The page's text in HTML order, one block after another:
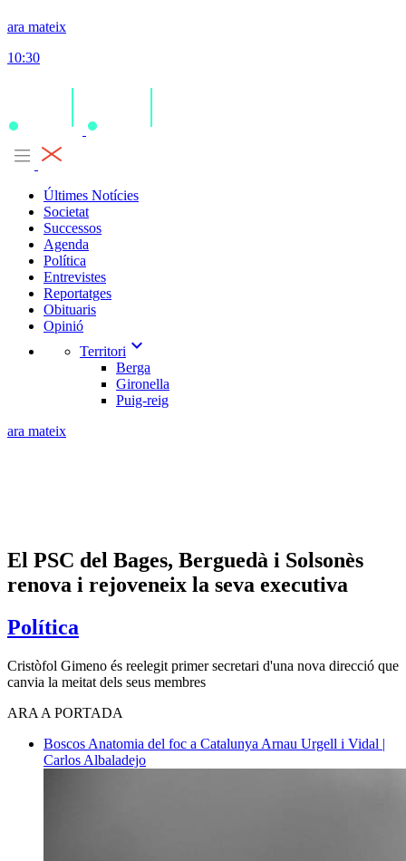
ara mateix
10:30
Últimes Notícies
Societat
Successos
Agenda
Política
Entrevistes
Reportatges
Obituaris
Opinió
Territori expand_more
Berga
Gironella
Puig-reig
ara mateix
El PSC del Bages, Berguedà i Solsonès
renova i rejoveneix la seva executiva
Política
Cristòfol Gimeno és reelegit primer secretari d'una nova direcció que
canvia la meitat dels seus membres
ARA A PORTADA
Boscos Anatomia del foc a Catalunya Arnau Urgell i Vidal |
Carlos Albaladejo